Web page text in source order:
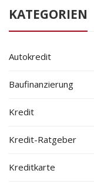
KATEGORIEN
Autokredit
Baufinanzierung
Kredit
Kredit-Ratgeber
Kreditkarte